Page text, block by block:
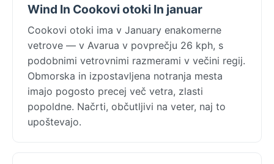
Wind In Cookovi otoki In januar
Cookovi otoki ima v January enakomerne
vetrove — v Avarua v povprečju 26 kph, s
podobnimi vetrovnimi razmerami v večini regij.
Obmorska in izpostavljena notranja mesta
imajo pogosto precej več vetra, zlasti
popoldne. Načrti, občutljivi na veter, naj to
upoštevajo.